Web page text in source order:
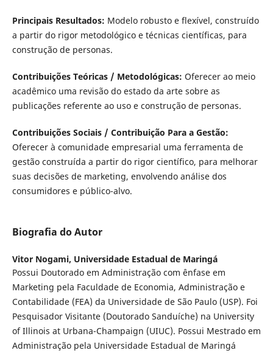
Principais Resultados: Modelo robusto e flexível, construído
a partir do rigor metodológico e técnicas científicas, para
construção de personas.
Contribuições Teóricas / Metodológicas: Oferecer ao meio
acadêmico uma revisão do estado da arte sobre as
publicações referente ao uso e construção de personas.
Contribuições Sociais / Contribuição Para a Gestão:
Oferecer à comunidade empresarial uma ferramenta de
gestão construída a partir do rigor científico, para melhorar
suas decisões de marketing, envolvendo análise dos
consumidores e público-alvo.
Biografia do Autor
Vitor Nogami, Universidade Estadual de Maringá
Possui Doutorado em Administração com ênfase em
Marketing pela Faculdade de Economia, Administração e
Contabilidade (FEA) da Universidade de São Paulo (USP). Foi
Pesquisador Visitante (Doutorado Sanduíche) na University
of Illinois at Urbana-Champaign (UIUC). Possui Mestrado em
Administração pela Universidade Estadual de Maringá